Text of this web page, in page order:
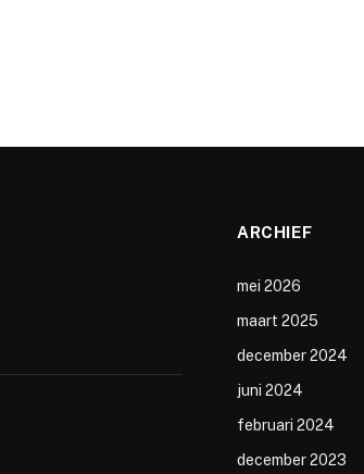
ARCHIEF
mei 2026
maart 2025
december 2024
juni 2024
februari 2024
december 2023